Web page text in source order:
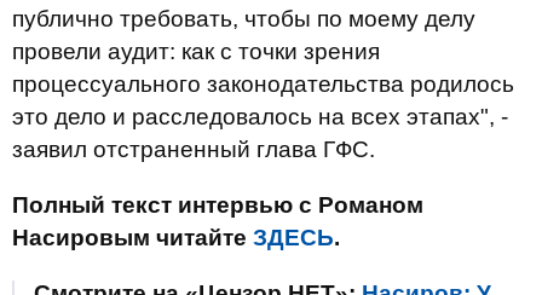
публично требовать, чтобы по моему делу
провели аудит: как с точки зрения
процессуального законодательства родилось
это дело и расследовалось на всех этапах", -
заявил отстраненный глава ГФС.
Полный текст интервью с Романом
Насировым читайте ЗДЕСЬ.